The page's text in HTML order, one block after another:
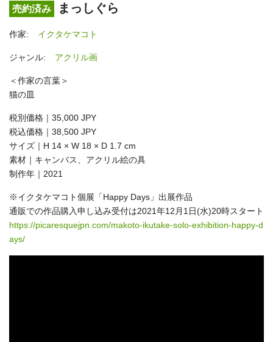
売約済み まっしぐら
作家: イクタケマコト
ジャンル: アクリル画
＜作家の言葉＞
猫の皿
税別価格｜35,000 JPY
税込価格｜38,500 JPY
サイズ｜H 14 × W 18 × D 1.7 cm
素材｜キャンバス、アクリル絵の具
制作年｜2021
※イクタケマコト個展「Happy Days」出展作品
通販での作品購入申し込み受付は2021年12月1日(水)20時スタート
https://picaresquejpn.com/makoto-ikutake-solo-exhibition-happy-d
ays/